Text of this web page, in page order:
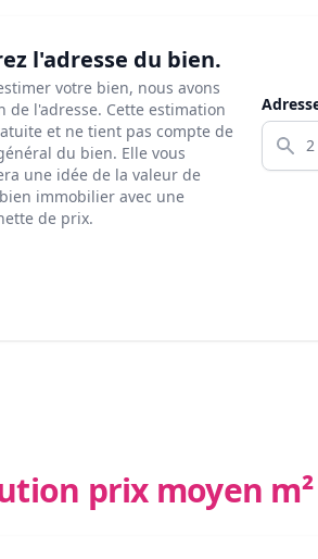
l'adresse du bien.
votre bien, nous avons
de l'adresse. Cette estimation
et ne tient pas compte de
du bien. Elle vous
une idée de la valeur de
immobilier avec une
de prix.
prix moyen m²